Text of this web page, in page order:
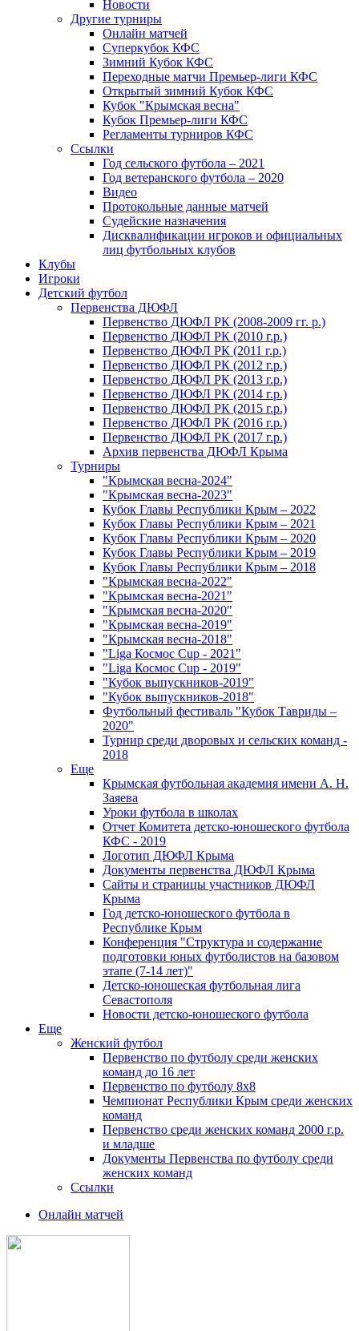
Новости
Другие турниры
Онлайн матчей
Суперкубок КФС
Зимний Кубок КФС
Переходные матчи Премьер-лиги КФС
Открытый зимний Кубок КФС
Кубок "Крымская весна"
Кубок Премьер-лиги КФС
Регламенты турниров КФС
Ссылки
Год сельского футбола – 2021
Год ветеранского футбола – 2020
Видео
Протокольные данные матчей
Судейские назначения
Дисквалификации игроков и официальных
лиц футбольных клубов
Клубы
Игроки
Детский футбол
Первенства ДЮФЛ
Первенство ДЮФЛ РК (2008-2009 гг. р.)
Первенство ДЮФЛ РК (2010 г.р.)
Первенство ДЮФЛ РК (2011 г.р.)
Первенство ДЮФЛ РК (2012 г.р.)
Первенство ДЮФЛ РК (2013 г.р.)
Первенство ДЮФЛ РК (2014 г.р.)
Первенство ДЮФЛ РК (2015 г.р.)
Первенство ДЮФЛ РК (2016 г.р.)
Первенство ДЮФЛ РК (2017 г.р.)
Архив первенства ДЮФЛ Крыма
Турниры
"Крымская весна-2024"
"Крымская весна-2023"
Кубок Главы Республики Крым – 2022
Кубок Главы Республики Крым – 2021
Кубок Главы Республики Крым – 2020
Кубок Главы Республики Крым – 2019
Кубок Главы Республики Крым – 2018
"Крымская весна-2022"
"Крымская весна-2021"
"Крымская весна-2020"
"Крымская весна-2019"
"Крымская весна-2018"
"Liga Космос Cup - 2021"
"Liga Космос Cup - 2019"
"Кубок выпускников-2019"
"Кубок выпускников-2018"
Футбольный фестиваль "Кубок Тавриды –
2020"
Турнир среди дворовых и сельских команд -
2018
Еще
Крымская футбольная академия имени А. Н.
Заяева
Уроки футбола в школах
Отчет Комитета детско-юношеского футбола
КФС - 2019
Логотип ДЮФЛ Крыма
Документы первенства ДЮФЛ Крыма
Сайты и страницы участников ДЮФЛ
Крыма
Год детско-юношеского футбола в
Республике Крым
Конференция "Структура и содержание
подготовки юных футболистов на базовом
этапе (7-14 лет)"
Детско-юношеская футбольная лига
Севастополя
Новости детско-юношеского футбола
Еще
Женский футбол
Первенство по футболу среди женских
команд до 16 лет
Первенство по футболу 8х8
Чемпионат Республики Крым среди женских
команд
Первенство среди женских команд 2000 г.р.
и младше
Документы Первенства по футболу среди
женских команд
Ссылки
Онлайн матчей